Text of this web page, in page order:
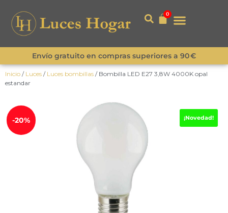
0
Envío gratuito en compras superiores a 90 €
Inicio / Luces / Luces bombillas / Bombilla LED E27 3,8W 4000K opal
estandar
-20% ¡Novedad!